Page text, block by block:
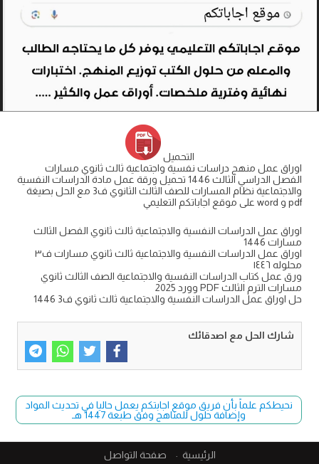
التحميل
اوراق عمل منهج دراسات نفسية واجتماعية ثالث ثانوي مسارات
الفصل الدراسي الثالث 1446 تحميل ورقة عمل مادة الدراسات النفسية
والاجتماعية نظام المسارات للصف الثالث الثانوي ف3 مع الحل بصيغة
pdf و word على موقع اجاباتكم التعليمي
اوراق عمل الدراسات النفسية والاجتماعية ثالث ثانوي الفصل الثالث
مسارات 1446
اوراق عمل الدراسات النفسية والاجتماعية ثالث ثانوي مسارات ف٣
محلوله ١٤٤٦
ورق عمل كتاب الدراسات النفسية والاجتماعية الصف الثالث ثانوي
مسارات الترم الثالث PDF وورد 2025
حل اوراق عمل الدراسات النفسية والاجتماعية ثالث ثانوي ف3 1446
شارك الحل مع اصدقائك
نحيطكم علماً بأن فريق موقع اجابتكم يعمل حاليا في تحديث المواد
وإضافة حلول للمناهج وفق طبعة 1447 هـ
الرئيسية صفحة التواصل